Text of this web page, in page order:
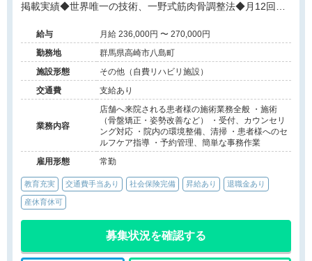
掲載実績◆世界唯一の技術、一野式筋肉骨調整法◆月12回の
ブ制度あり◆独立開業支援あり◆海外展開も視野に入れた成
長企業でプロフェッショナルを目指せる環境です。
給与
月給 236,000円 〜 270,000円
勤務地
群馬県高崎市八島町
施設形態
その他（自費リハビリ施設）
交通費
支給あり
業務内容
店舗へ来院される患者様の施術業務全般 ・施術
（骨盤矯正・姿勢改善など） ・受付、カウンセリ
ング対応 ・院内の環境整備、清掃 ・患者様へのセ
ルフケア指導 ・予約管理、簡単な事務作業
雇用形態
常勤
教育充実 交通費手当あり 社会保険完備 昇給あり 退職金あり
産休育休可
募集状況を確認する